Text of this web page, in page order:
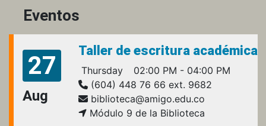
Eventos
27
Aug
Taller de escritura académica
Thursday
02:00 PM - 04:00 PM
(604) 448 76 66 ext. 9682
biblioteca@amigo.edu.co
Módulo 9 de la Biblioteca